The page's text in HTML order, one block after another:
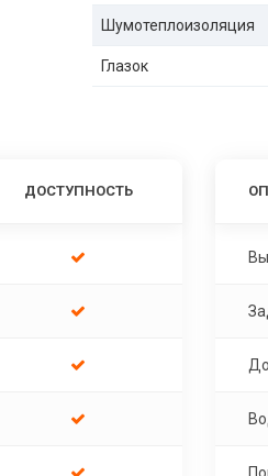
Шумотеплоизоляция
Глазок
ДОСТУПНОСТЬ